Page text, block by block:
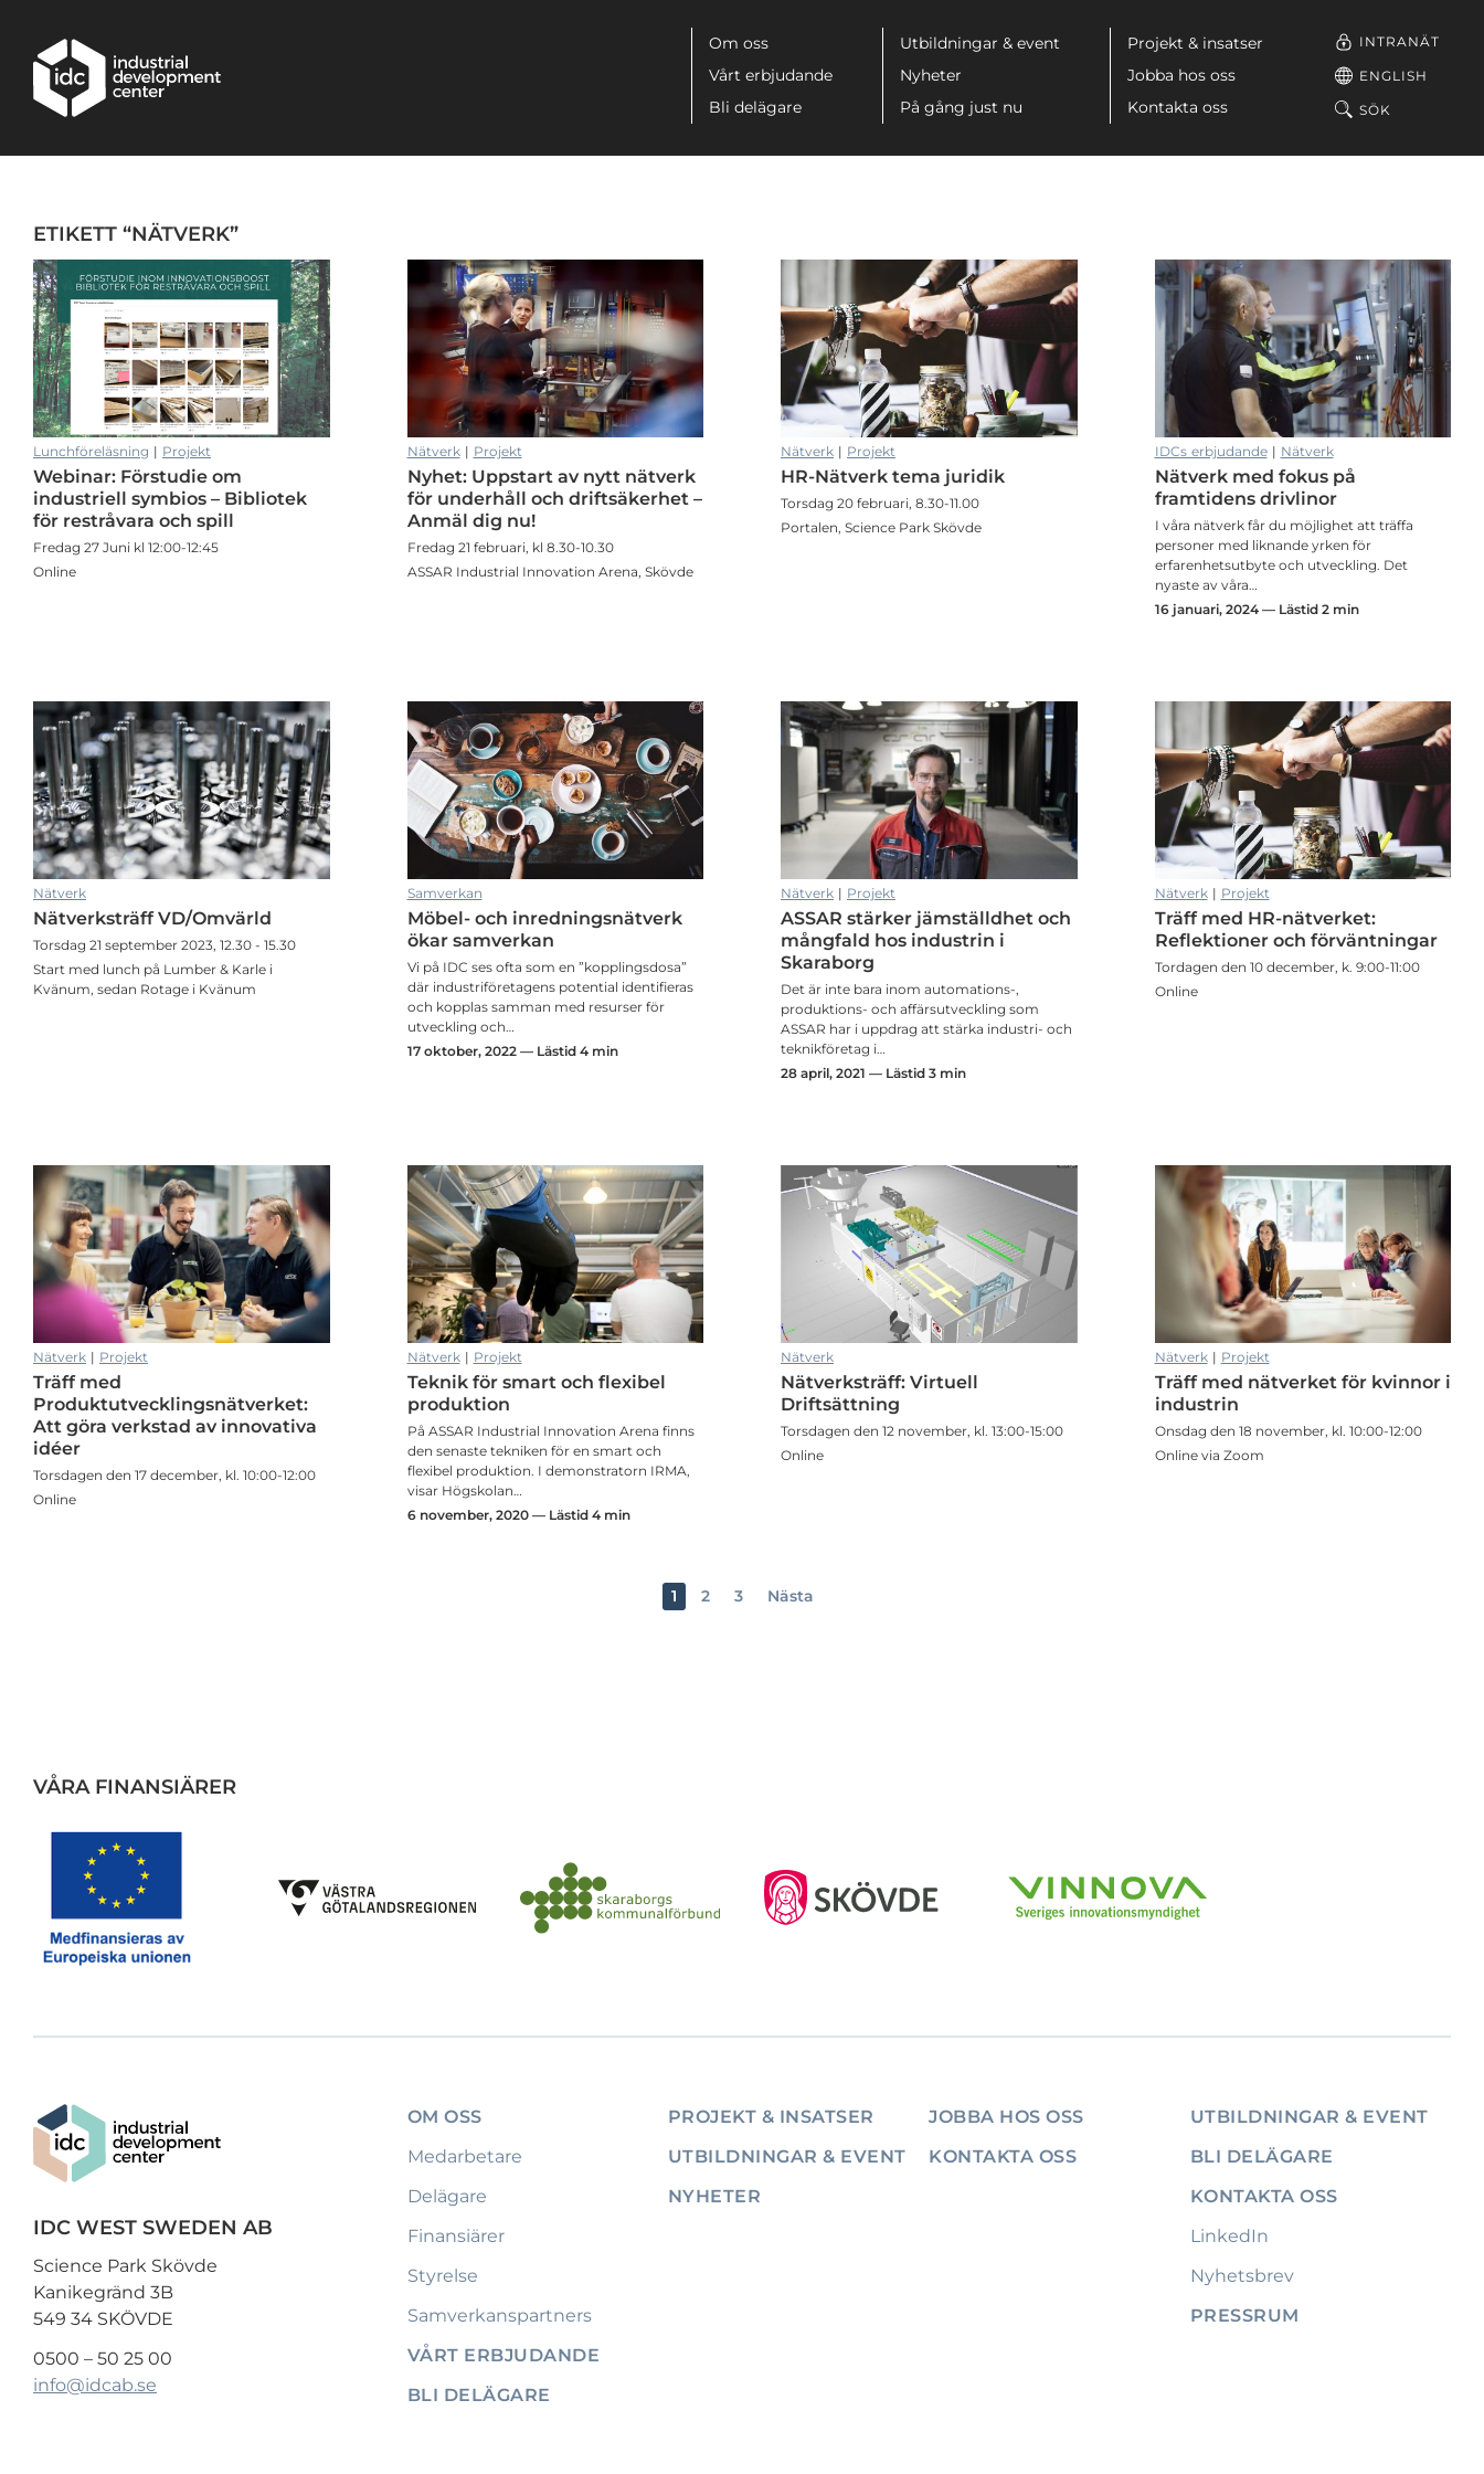
Meny
Om oss
Vårt erbjudande
Bli delägare
Utbildningar & event
Nyheter
På gång just nu
Projekt & insatser
Jobba hos oss
Kontakta oss
INTRANÄT
ENGLISH
SÖK
ETIKETT “NÄTVERK”
Lunchföreläsning | Projekt
Webinar: Förstudie om
industriell symbios – Bibliotek
för restråvara och spill
Fredag 27 Juni kl 12:00-12:45
Online
Nätverk| Projekt
Nyhet: Uppstart av nytt nätverk
för underhåll och driftsäkerhet –
Anmäl dig nu!
Fredag 21 februari, kl 8.30-10.30
ASSAR Industrial Innovation Arena, Skövde
Nätverk | Projekt
HR-Nätverk tema juridik
Torsdag 20 februari, 8.30-11.00
Portalen, Science Park Skövde
Nätverk med fokus på framtidens drivlinor
IDCs erbjudande| Nätverk
Nätverk med fokus på framtidens drivlinor
Nätverk med fokus på
framtidens drivlinor
I våra nätverk får du möjlighet att träffa
personer med liknande yrken för
erfarenhetsutbyte och utveckling. Det
nyaste av våra…
16 januari, 2024 — Lästid 2 min
Nätverk
Nätverksträff VD/Omvärld
Torsdag 21 september 2023, 12.30 - 15.30
Start med lunch på Lumber & Karle i
Kvänum, sedan Rotage i Kvänum
Samverkan
Möbel- och inredningsnätverk
ökar samverkan
Vi på IDC ses ofta som en ”kopplingsdosa”
där industriföretagens potential identifieras
och kopplas samman med resurser för
utveckling och…
17 oktober, 2022 — Lästid 4 min
i Skaraborg
Nätverk | Projekt
i Skaraborg
ASSAR stärker jämställdhet och
mångfald hos industrin i
Skaraborg
Det är inte bara inom automations-,
produktions- och affärsutveckling som
ASSAR har i uppdrag att stärka industri- och
teknikföretag i…
28 april, 2021 — Lästid 3 min
Träff med HR-nätverket: Reflektioner och förväntningar
Nätverk| Projekt
Träff med HR-nätverket: Reflektioner och förväntningar
Träff med HR-nätverket:
Reflektioner och förväntningar
Tordagen den 10 december, k. 9:00-11:00
Online
Nätverk | Projekt
Träff med
Produktutvecklingsnätverket:
Att göra verkstad av innovativa
idéer
Torsdagen den 17 december, kl. 10:00-12:00
Online
Nätverk| Projekt
Teknik för smart och flexibel
produktion
På ASSAR Industrial Innovation Arena finns
den senaste tekniken för en smart och
flexibel produktion. I demonstratorn IRMA,
visar Högskolan…
6 november, 2020 — Lästid 4 min
Nätverk
Nätverksträff: Virtuell
Driftsättning
Torsdagen den 12 november, kl. 13:00-15:00
Online
Träff med nätverket för kvinnor i industrin
Nätverk| Projekt
Träff med nätverket för kvinnor i industrin
Träff med nätverket för kvinnor i
industrin
Onsdag den 18 november, kl. 10:00-12:00
Online via Zoom
1 2 3 Nästa
VÅRA FINANSIÄRER
IDC WEST SWEDEN AB
Science Park Skövde
Kanikegränd 3B
549 34 SKÖVDE
0500 – 50 25 00
info@idcab.se
OM OSS
Medarbetare
Delägare
Finansiärer
Styrelse
Samverkanspartners
VÅRT ERBJUDANDE
BLI DELÄGARE
PROJEKT & INSATSER
UTBILDNINGAR & EVENT
NYHETER
JOBBA HOS OSS
KONTAKTA OSS
UTBILDNINGAR & EVENT
BLI DELÄGARE
KONTAKTA OSS
LinkedIn
Nyhetsbrev
PRESSRUM